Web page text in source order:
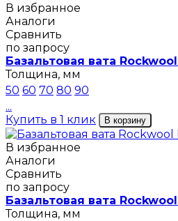
В избранное
Аналоги
Сравнить
по запросу
Базальтовая вата
Толщина, мм
50 60 70 80 90
...
Купить в 1 клик
В корзину
В избранное
Аналоги
Сравнить
по запросу
Базальтовая вата
Толщина, мм